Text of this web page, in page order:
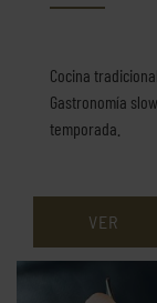
Cocina
Gastronomía
temporada.
VER